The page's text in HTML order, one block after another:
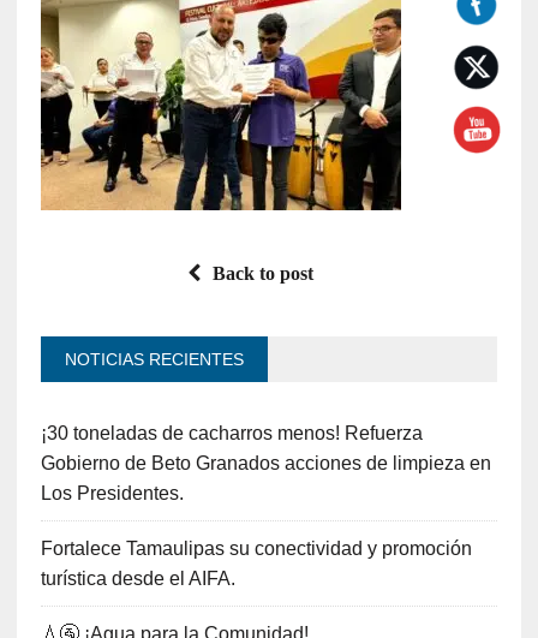
Back to post
NOTICIAS RECIENTES
¡30 toneladas de cacharros menos! Refuerza
Gobierno de Beto Granados acciones de limpieza en
Los Presidentes.
Fortalece Tamaulipas su conectividad y promoción
turística desde el AIFA.
💧🚰 ¡Agua para la Comunidad!